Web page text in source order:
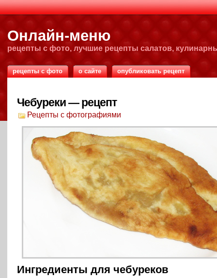
Онлайн-меню
рецепты с фото, лучшие рецепты салатов,
рецепты с фото о сайте опубликовать рецепт
Чебуреки — рецепт
Рецепты с фотографиями
Ингредиенты для чебуреков